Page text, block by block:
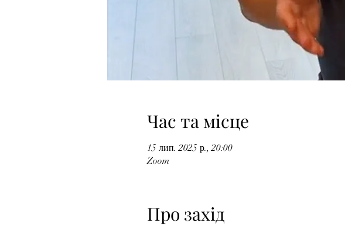
Час та місце
15 лип. 2025 р., 20:00
Zoom
Про захід